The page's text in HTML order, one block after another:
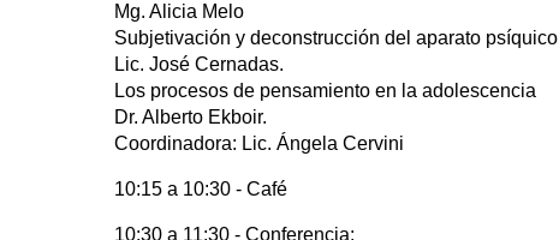
Mg. Alicia Melo
Subjetivación y deconstrucción del aparato psíquico
Lic. José Cernadas.
Los procesos de pensamiento en la adolescencia
Dr. Alberto Ekboir.
Coordinadora: Lic. Ángela Cervini
10:15 a 10:30 - Café
10:30 a 11:30 - Conferencia: